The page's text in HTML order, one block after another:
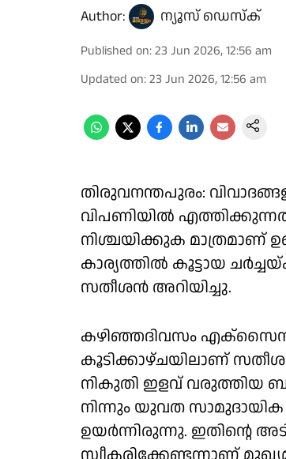
Author: ന്യൂസ് ഡെസ്ക്
Published on:23 Jun 2026, 12:56 am
Updated on:23 Jun 2026, 12:56 am
തിരുവനന്തപുരം:
വിപണിയിൽ
നിശ്ചയിക്കുക മാത്രമാണ്
കാര്യത്തിൽ കൂട്ടായ
സതീശൻ അറിയിച്ചു.
കഴിഞ്ഞദിവസം എക്സൈസ്
കൂടിക്കാഴ്ചയിലാണ്
നികുതി ഇളവ് വരുത്തിയ
നിന്നും യുവത
ഉയർന്നിരുന്നു. ഇതിൻ്റെ